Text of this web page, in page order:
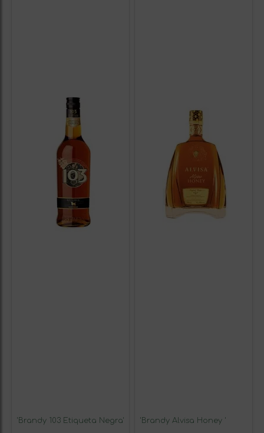
'Brandy 103 Etiqueta Negra' 'Brandy Alvisa Honey '